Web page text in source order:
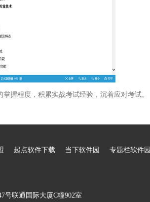
握程度，积累实战考试经验，沉着应对考试。
起点软件下载 当下软件园 专题栏软件园
号联通国际大厦C幢902室